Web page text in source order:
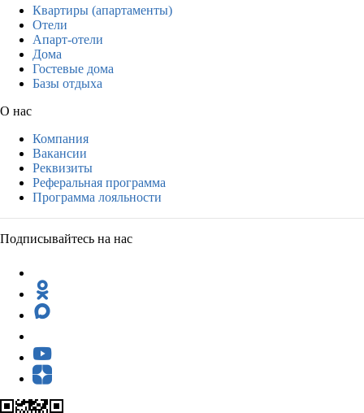
Квартиры (апартаменты)
Отели
Апарт-отели
Дома
Гостевые дома
Базы отдыха
О нас
Компания
Вакансии
Реквизиты
Реферальная программа
Программа лояльности
Подписывайтесь на нас